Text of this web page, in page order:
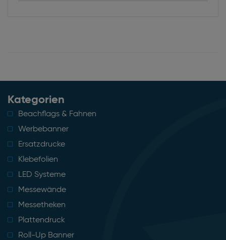
Kategorien
Beachflags & Fahnen
Werbebanner
Ersatzdrucke
Klebefolien
LED Systeme
Messewände
Messetheken
Plattendruck
Roll-Up Banner